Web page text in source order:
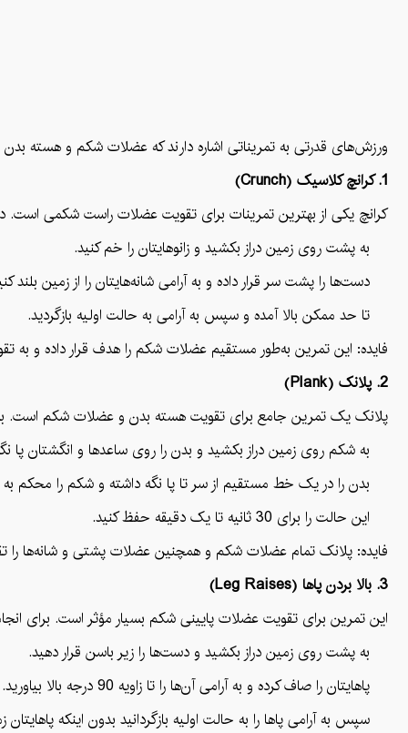
ورزش‌های قدرتی به تمریناتی اشاره دارند که عضلات شکم و هسته
1. کرانچ کلاسیک (Crunch)
کرانچ یکی از بهترین تمرینات برای تقویت عضلات راست شکمی است.
به پشت روی زمین دراز بکشید و زانوهایتان را خم کنید.
دست‌ها را پشت سر قرار داده و به آرامی شانه‌هایتان را از زمین بلند
تا حد ممکن بالا آمده و سپس به آرامی به حالت اولیه بازگردید.
فایده: این تمرین به‌طور مستقیم عضلات شکم را هدف قرار داده و به
2. پلانک (Plank)
پلانک یک تمرین جامع برای تقویت هسته بدن و عضلات شکم است.
به شکم روی زمین دراز بکشید و بدن را روی ساعدها و انگشتان پا
بدن را در یک خط مستقیم از سر تا پا نگه داشته و شکم را محکم
این حالت را برای 30 ثانیه تا یک دقیقه حفظ کنید.
فایده: پلانک تمام عضلات شکم و همچنین عضلات پشتی و شانه‌ها را
3. بالا بردن پاها (Leg Raises)
این تمرین برای تقویت عضلات پایینی شکم بسیار مؤثر است. برای
به پشت روی زمین دراز بکشید و دست‌ها را زیر باسن قرار دهید.
پاهایتان را صاف کرده و به آرامی آن‌ها را تا زاویه 90 درجه بالا بیاورید.
سپس به آرامی پاها را به حالت اولیه بازگردانید بدون اینکه